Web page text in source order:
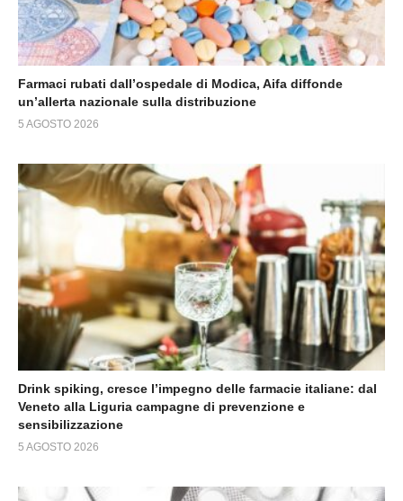
Farmaci rubati dall’ospedale di Modica, Aifa diffonde
un’allerta nazionale sulla distribuzione
5 AGOSTO 2026
Drink spiking, cresce l’impegno delle farmacie italiane: dal
Veneto alla Liguria campagne di prevenzione e
sensibilizzazione
5 AGOSTO 2026